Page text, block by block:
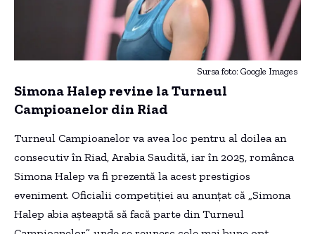
Sursa foto: Google Images
Simona Halep revine la Turneul
Campioanelor din Riad
Turneul Campioanelor va avea loc pentru al doilea an
consecutiv în Riad, Arabia Saudită, iar în 2025, românca
Simona Halep va fi prezentă la acest prestigios
eveniment. Oficialii competiției au anunțat că „Simona
Halep abia așteaptă să facă parte din Turneul